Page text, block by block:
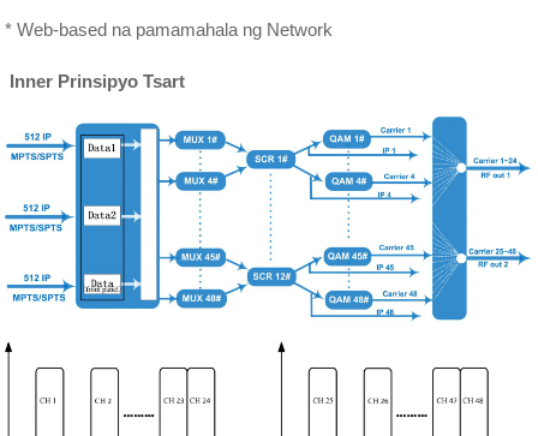
* Web-based na pamamahala ng Network
Inner Prinsipyo Tsart